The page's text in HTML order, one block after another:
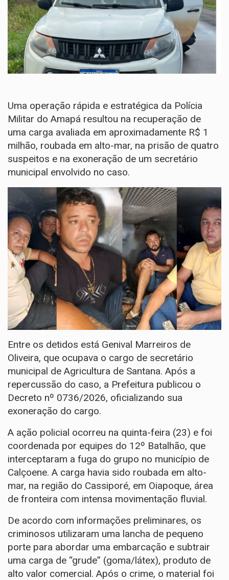
Uma operação rápida e estratégica da Polícia
Militar do Amapá resultou na recuperação de
uma carga avaliada em aproximadamente R$ 1
milhão, roubada em alto-mar, na prisão de quatro
suspeitos e na exoneração de um secretário
municipal envolvido no caso.
Entre os detidos está Genival Marreiros de
Oliveira, que ocupava o cargo de secretário
municipal de Agricultura de Santana. Após a
repercussão do caso, a Prefeitura publicou o
Decreto nº 0736/2026, oficializando sua
exoneração do cargo.
A ação policial ocorreu na quinta-feira (23) e foi
coordenada por equipes do 12º Batalhão, que
interceptaram a fuga do grupo no município de
Calçoene. A carga havia sido roubada em alto-
mar, na região do Cassiporé, em Oiapoque, área
de fronteira com intensa movimentação fluvial.
De acordo com informações preliminares, os
criminosos utilizaram uma lancha de pequeno
porte para abordar uma embarcação e subtrair
uma carga de “grude” (goma/látex), produto de
alto valor comercial. Após o crime, o material foi